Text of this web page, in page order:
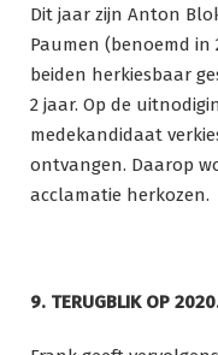
Dit jaar zijn Anton
Paumen (benoemd in
beiden herkiesbaar
2 jaar. Op de
medekandidaat
ontvangen. Daarop
acclamatie herkozen.
9. TERUGBLIK OP